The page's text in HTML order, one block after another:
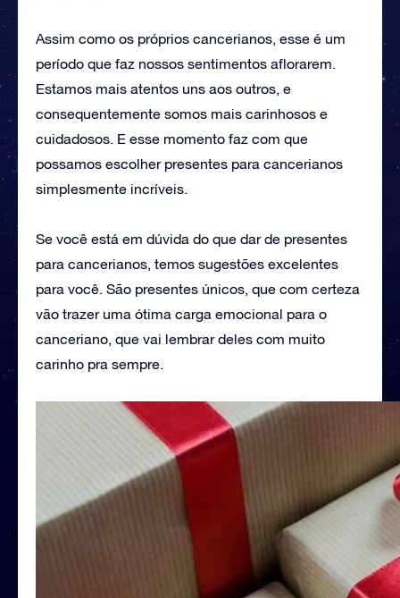
Assim como os próprios cancerianos, esse é um
período que faz nossos sentimentos aflorarem.
Estamos mais atentos uns aos outros, e
consequentemente somos mais carinhosos e
cuidadosos. E esse momento faz com que
possamos escolher presentes para cancerianos
simplesmente incríveis.
Se você está em dúvida do que dar de presentes
para cancerianos, temos sugestões excelentes
para você. São presentes únicos, que com certeza
vão trazer uma ótima carga emocional para o
canceriano, que vai lembrar deles com muito
carinho pra sempre.